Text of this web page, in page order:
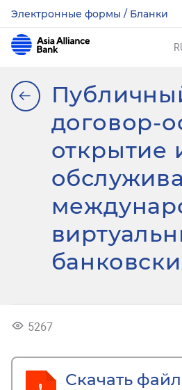
Электронные формы / Бланки
договор-
открытие
5267
Скачать файл